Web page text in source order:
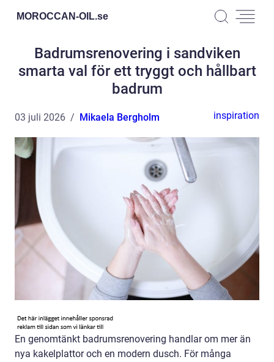
MOROCCAN-OIL.se
Badrumsrenovering i sandviken
smarta val för ett tryggt och hållbart
badrum
03 juli 2026 Mikaela Bergholm inspiration
En genomtänkt badrumsrenovering handlar om mer än
nya kakelplattor och en modern dusch. För många